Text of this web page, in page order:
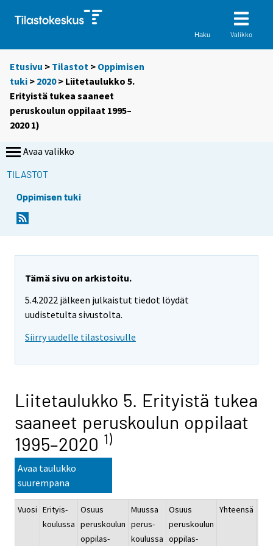
Haku Valikko
Etusivu > Tilastot > Oppimisen
tuki > 2020> Liitetaulukko 5.
Erityistä tukea saaneet
peruskoulun oppilaat 1995–
2020 1)
Avaa valikko
TILASTOT
Oppimisen tuki
Tämä sivu on arkistoitu.
5.4.2022 jälkeen julkaistut tiedot löydät
uudistetulta sivustolta.
Siirry uudelle tilastosivulle
Liitetaulukko 5. Erityistä tukea
saaneet peruskoulun oppilaat
1995–2020 1)
Avaa taulukko
suurempana
Vuosi Erityis-
koulussa
Osuus
peruskoulun
oppilas-
Muussa
perus-
koulussa
Osuus
peruskoulun
oppilas-
Yhteensä